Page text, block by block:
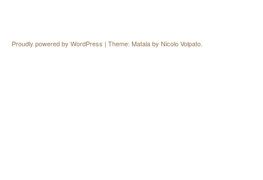
Proudly powered by WordPress | Theme: Matala by Nicolo Volpato.